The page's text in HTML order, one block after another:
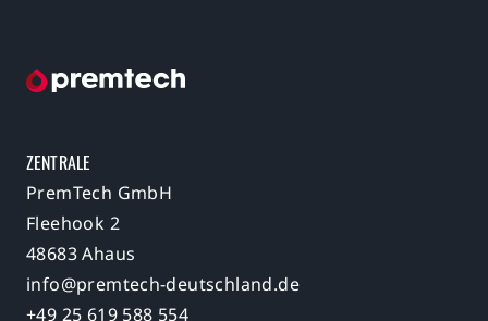
ZENTRALE
PremTech GmbH
Fleehook 2
48683 Ahaus
info@premtech-deutschland.de
+49 25 619 588 554